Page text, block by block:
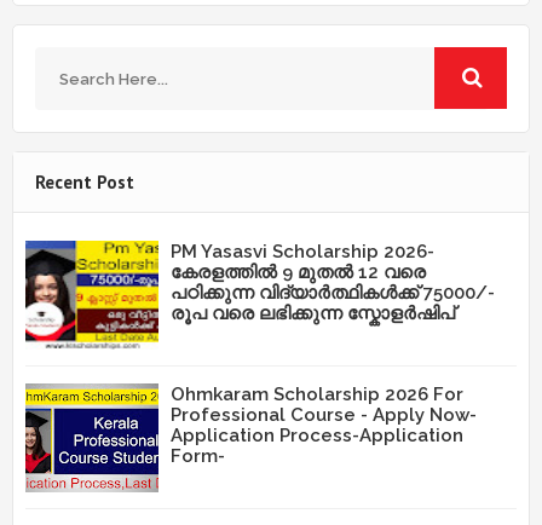
Recent Post
PM Yasasvi Scholarship 2026-
കേരളത്തിൽ 9 മുതൽ 12 വരെ
പഠിക്കുന്ന വിദ്യാർത്ഥികൾക്ക് 75000/-
രൂപ വരെ ലഭിക്കുന്ന സ്കോളർഷിപ്
Ohmkaram Scholarship 2026 For
Professional Course - Apply Now-
Application Process-Application
Form-